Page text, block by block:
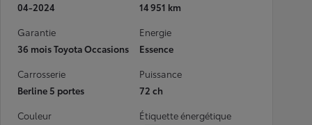
04-2024
14 951 km
Garantie
36 mois Toyota Occasions
Energie
Essence
Carrosserie
Berline 5 portes
Puissance
72 ch
Couleur
Étiquette énergétique